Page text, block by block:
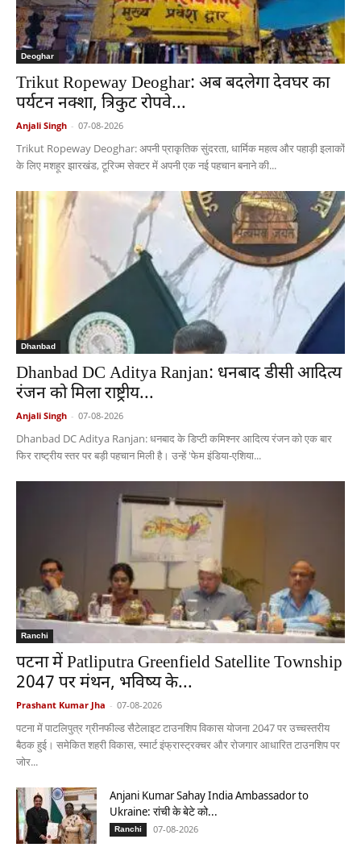
Deoghar
Trikut Ropeway Deoghar: अब बदलेगा देवघर का
पर्यटन नक्शा, त्रिकुट रोपवे...
Anjali Singh - 07-08-2026
Trikut Ropeway Deoghar: अपनी प्राकृतिक सुंदरता, धार्मिक महत्व और पहाड़ी इलाकों
के लिए मशहूर झारखंड, टूरिज्म सेक्टर में अपनी एक नई पहचान बनाने की...
Dhanbad
Dhanbad DC Aditya Ranjan: धनबाद डीसी आदित्य
रंजन को मिला राष्ट्रीय...
Anjali Singh - 07-08-2026
Dhanbad DC Aditya Ranjan: धनबाद के डिप्टी कमिश्नर आदित्य रंजन को एक बार
फिर राष्ट्रीय स्तर पर बड़ी पहचान मिली है। उन्हें 'फेम इंडिया-एशिया...
Ranchi
पटना में Patliputra Greenfield Satellite Township
2047 पर मंथन, भविष्य के...
Prashant Kumar Jha - 07-08-2026
पटना में पाटलिपुत्र ग्रीनफील्ड सैटेलाइट टाउनशिप विकास योजना 2047 पर उच्चस्तरीय
बैठक हुई। समेकित शहरी विकास, स्मार्ट इंफ्रास्ट्रक्चर और रोजगार आधारित टाउनशिप पर
जोर...
Anjani Kumar Sahay India Ambassador to
Ukraine: रांची के बेटे को...
Ranchi 07-08-2026